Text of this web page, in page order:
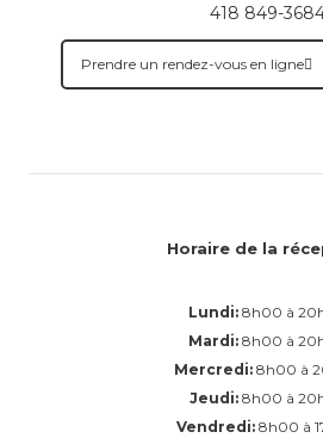
418 849-
Prendre un rendez-vous en ligne
Horaire de la
Lundi: 8h00 à
Mardi: 8h00 à
Mercredi: 8h00 à
Jeudi: 8h00 à
Vendredi: 8h00 à